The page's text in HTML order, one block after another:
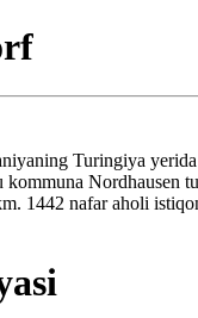
Turingiya
kommuna Nordhausen
1442 nafar aholi